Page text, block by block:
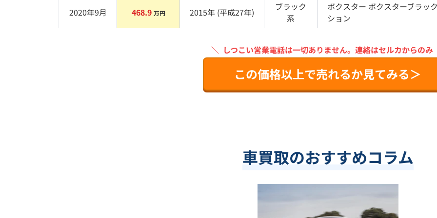
2020年9月 468.9 万円 2015年 (平成27年)
ブラック
系
ボクスター ボクスターブラッ
ション
＼ しつこい営業電話は一切ありません。 連絡はセルカからのみ
この価格以上で売れるか見てみる＞
車買取のおすすめコラム